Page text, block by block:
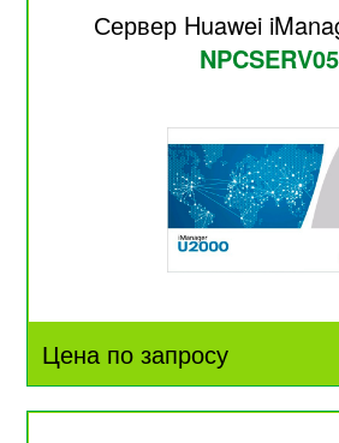
Сервер Huawei
NPCSERV05
Цена по запросу